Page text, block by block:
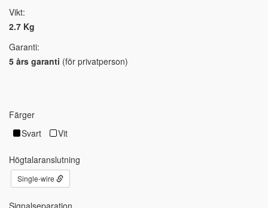
Vikt:
2.7 Kg
Garanti:
5 års garanti (för privatperson)
Färger
Svart
Vit
Högtalaranslutning
Single-wire
Signalseparation